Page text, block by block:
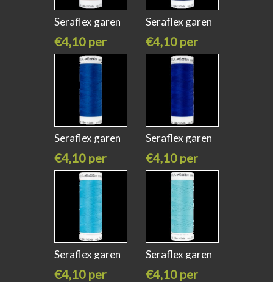
Seraflex garen
€4,10 per
stuk
Seraflex garen
€4,10 per
stuk
Seraflex garen
€4,10 per
stuk
Seraflex garen
€4,10 per
stuk
Seraflex garen
€4,10 per
Seraflex garen
€4,10 per